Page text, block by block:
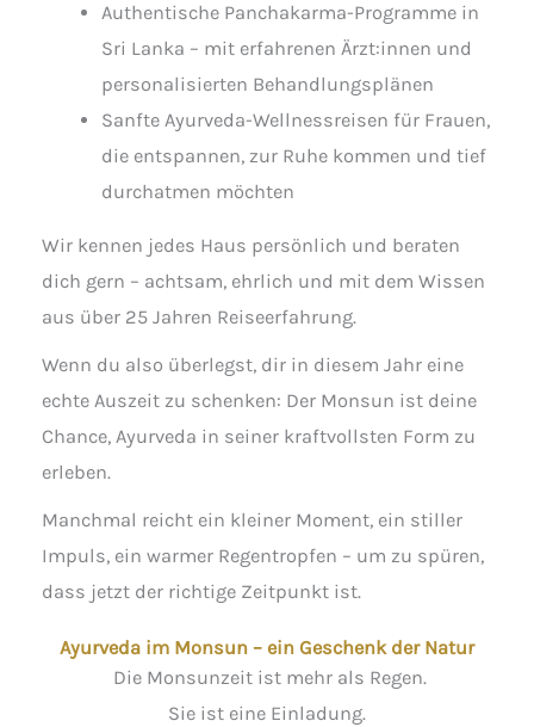
Authentische Panchakarma-Programme in
Sri Lanka – mit erfahrenen Ärzt:innen und
personalisierten Behandlungsplänen
Sanfte Ayurveda-Wellnessreisen für Frauen,
die entspannen, zur Ruhe kommen und tief
durchatmen möchten
Wir kennen jedes Haus persönlich und beraten
dich gern – achtsam, ehrlich und mit dem Wissen
aus über 25 Jahren Reiseerfahrung.
Wenn du also überlegst, dir in diesem Jahr eine
echte Auszeit zu schenken: Der Monsun ist deine
Chance, Ayurveda in seiner kraftvollsten Form zu
erleben.
Manchmal reicht ein kleiner Moment, ein stiller
Impuls, ein warmer Regentropfen – um zu spüren,
dass jetzt der richtige Zeitpunkt ist.
Ayurveda im Monsun – ein Geschenk der Natur
Die Monsunzeit ist mehr als Regen.
Sie ist eine Einladung.